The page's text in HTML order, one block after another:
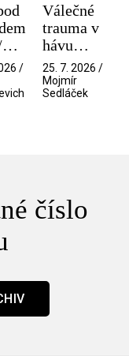
/
Válečné
trauma v
hávu
spektáklu
/ Odyssea
25. 7. 2026 /
Mojmír
Sedláček
číslo